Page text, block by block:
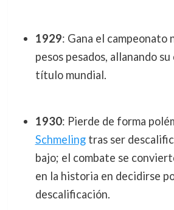
1929: Gana el campeonato
pesos pesados, allanando
título mundial.
1930: Pierde de forma
Schmelingtras ser
bajo; el combate se
en la historia en decidirse
descalificación.